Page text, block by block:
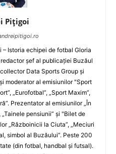
Pițigoi
Istoria echipei de fotbal Gloria
redactor şef al publicaţiei Buzăul
Data Sports Group şi
moderator al emisiunilor "Sport
„Eurofotbal”, „Sport Maxim”,
Prezentator al emisiunilor „În
pensiunii” şi "Bilet de
„Războinicii la Ciuta”, „Meciuri
simbol al Buzăului”. Peste 200
(din fotbal, handbal şi futsal).